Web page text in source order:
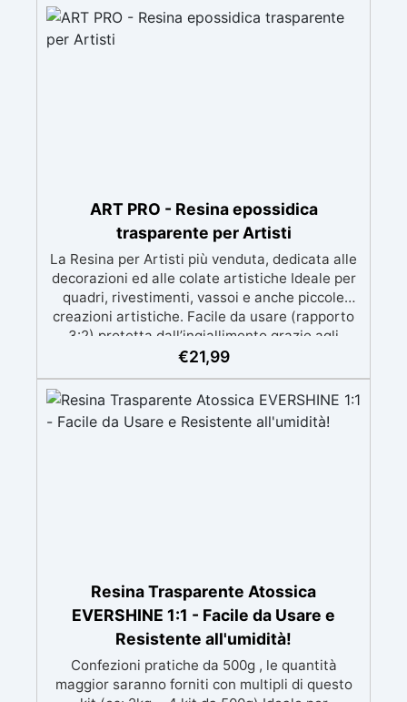
BPA/VOC free e certificata per il contatto
prolungato con la pelle.
ART PRO - Resina epossidica
trasparente per Artisti
La Resina per Artisti più venduta, dedicata alle
decorazioni ed alle colate artistiche Ideale per
quadri, rivestimenti, vassoi e anche piccole
creazioni artistiche. Facile da usare (rapporto
3:2) protetta dall’ingiallimento grazie agli
speciali filtri UV Formula densa : non cola via,
in 12-24h garantendo una superficie lucida e
brillante
€21,99
Resina Trasparente Atossica
EVERSHINE 1:1 - Facile da Usare e
Resistente all'umidità!
Confezioni pratiche da 500g , le quantità
maggior saranno forniti con multipli di questo